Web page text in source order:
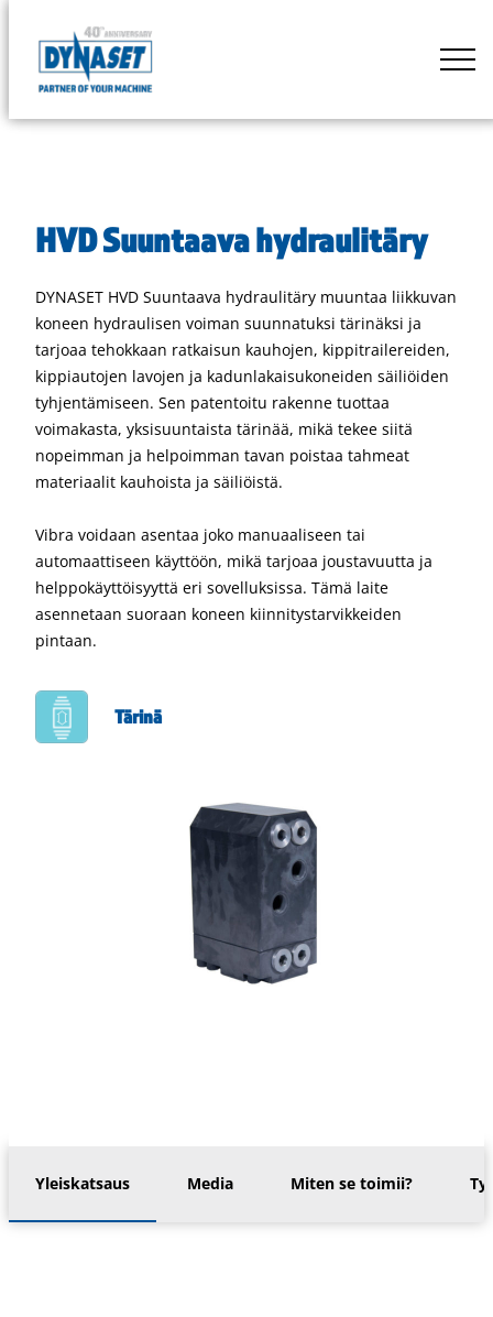
suoraan
sisältöön
DYNASET
by
HVD Suuntaava hydraulitäry
DYNASET HVD Suuntaava hydraulitäry muuntaa liikkuvan
koneen hydraulisen voiman suunnatuksi tärinäksi ja
tarjoaa tehokkaan ratkaisun kauhojen, kippitrailereiden,
kippiautojen lavojen ja kadunlakaisukoneiden säiliöiden
tyhjentämiseen. Sen patentoitu rakenne tuottaa
voimakasta, yksisuuntaista tärinää, mikä tekee siitä
nopeimman ja helpoimman tavan poistaa tahmeat
materiaalit kauhoista ja säiliöistä.
Vibra voidaan asentaa joko manuaaliseen tai
automaattiseen käyttöön, mikä tarjoaa joustavuutta ja
helppokäyttöisyyttä eri sovelluksissa. Tämä laite
asennetaan suoraan koneen kiinnitystarvikkeiden
pintaan.
Tärinä
Yleiskatsaus Media Miten se toimii?